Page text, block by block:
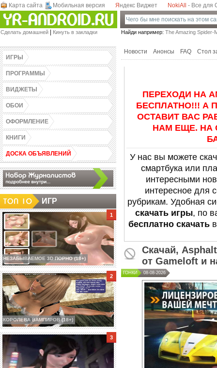
Карта сайта Мобильная версия Яндекс Виджет NokiAll - Все для
Games-Androidz.Ru - Скачать программы,
бесплатно! Весь софт в одном месте.
Найди например: The Amazing
Сделать домашней Кинуть в закладки
ИГРЫ
ПРОГРАММЫ
ВИДЖЕТЫ
ОБОИ
ОФОРМЛЕНИЕ
КНИГИ
ДОСКА ОБЪЯВЛЕНИЙ
ИГР
НЕЗАБЫВАЕМОЕ 3D ПОРНО (18+)
КОРОЛЕВА ВАМПИРОВ (18+)
Новости Анонсы FAQ Стол
ПЕРЕХОДИ НА
БЕСПЛАТНО!!! А
ОСТАВИТ ВАС
НАМ ЕЩЕ. НА
У нас вы можете
смартбука или
интересными
интересное для
рубрикам. Удобная
скачать игры, по
бесплатно скачать
Скачай,
от Gameloft и
ГОНКИ 08-08-2026